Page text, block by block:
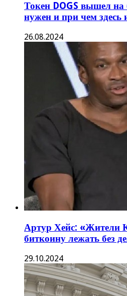
Токен DOGS вышел
нужен и при чем здесь
26.08.2024
Артур Хейс: «Жители
биткоину лежать без
29.10.2024